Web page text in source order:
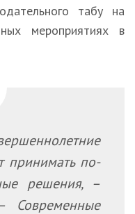
табу на
мероприятиях в
принимать по-
решения, –
Современные